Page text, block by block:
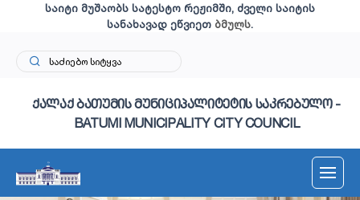
საიტი მუშაობს სატესტო რეჟიმში, ძველი საიტის
სანახავად ეწვიეთ ბმულს.
ქალაქ ბათუმის მუნიციპალიტეტის საკრებულო -
BATUMI MUNICIPALITY CITY COUNCIL